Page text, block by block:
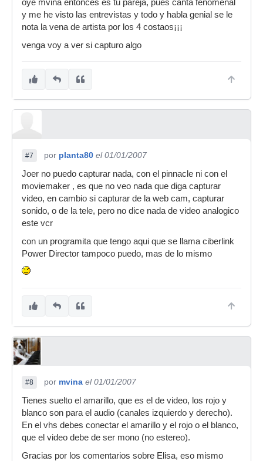
oye mvina entonces es tu pareja, pues canta fenomenal
y me he visto las entrevistas y todo y habla genial se le
nota la vena de artista por los 4 costaos¡¡¡
venga voy a ver si capturo algo
#7 por planta80 el 01/01/2007
Joer no puedo capturar nada, con el pinnacle ni con el
moviemaker , es que no veo nada que diga capturar
video, en cambio si capturar de la web cam, capturar
sonido, o de la tele, pero no dice nada de video analogico
este vcr
con un programita que tengo aqui que se llama ciberlink
Power Director tampoco puedo, mas de lo mismo
#8 por mvina el 01/01/2007
Tienes suelto el amarillo, que es el de video, los rojo y
blanco son para el audio (canales izquierdo y derecho).
En el vhs debes conectar el amarillo y el rojo o el blanco,
que el video debe de ser mono (no estereo).
Gracias por los comentarios sobre Elisa, eso mismo